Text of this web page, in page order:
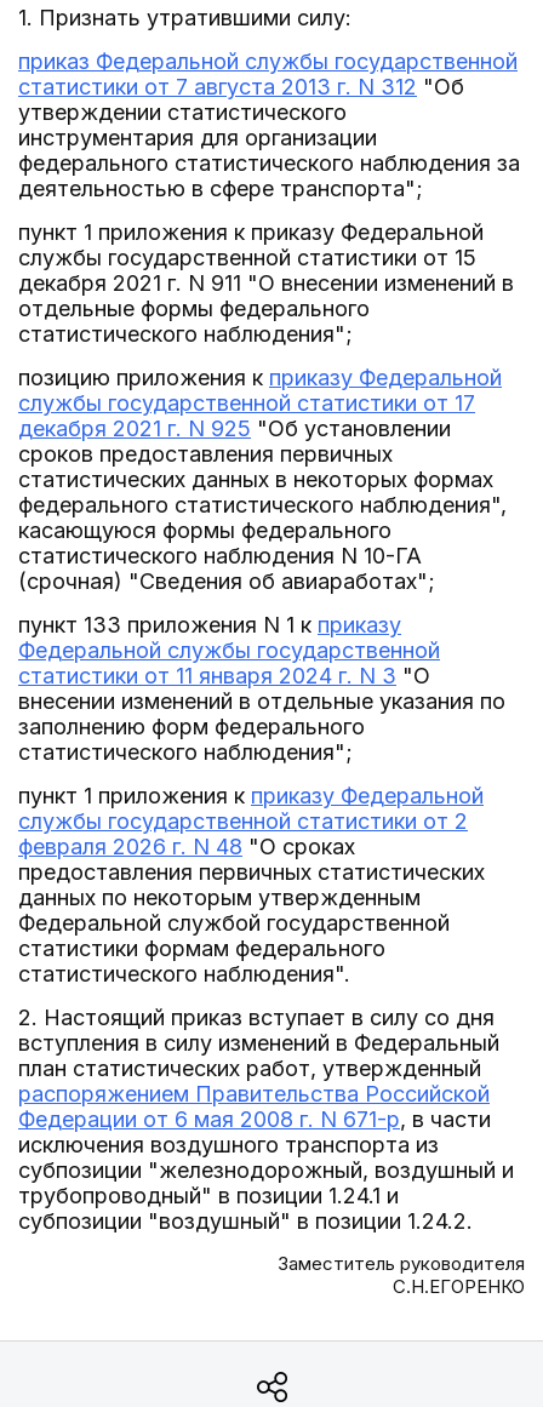
1. Признать утратившими силу:
приказ Федеральной службы государственной
статистики от 7 августа 2013 г. N 312 "Об
утверждении статистического
инструментария для организации
федерального статистического наблюдения за
деятельностью в сфере транспорта";
пункт 1 приложения к приказу Федеральной
службы государственной статистики от 15
декабря 2021 г. N 911 "О внесении изменений в
отдельные формы федерального
статистического наблюдения";
позицию приложения к приказу Федеральной
службы государственной статистики от 17
декабря 2021 г. N 925 "Об установлении
сроков предоставления первичных
статистических данных в некоторых формах
федерального статистического наблюдения",
касающуюся формы федерального
статистического наблюдения N 10-ГА
(срочная) "Сведения об авиаработах";
пункт 133 приложения N 1 к приказу
Федеральной службы государственной
статистики от 11 января 2024 г. N 3 "О
внесении изменений в отдельные указания по
заполнению форм федерального
статистического наблюдения";
пункт 1 приложения к приказу Федеральной
службы государственной статистики от 2
февраля 2026 г. N 48 "О сроках
предоставления первичных статистических
данных по некоторым утвержденным
Федеральной службой государственной
статистики формам федерального
статистического наблюдения".
2. Настоящий приказ вступает в силу со дня
вступления в силу изменений в Федеральный
план статистических работ, утвержденный
распоряжением Правительства Российской
Федерации от 6 мая 2008 г. N 671-р, в части
исключения воздушного транспорта из
субпозиции "железнодорожный, воздушный и
трубопроводный" в позиции 1.24.1 и
субпозиции "воздушный" в позиции 1.24.2.
Заместитель руководителя
С.Н.ЕГОРЕНКО